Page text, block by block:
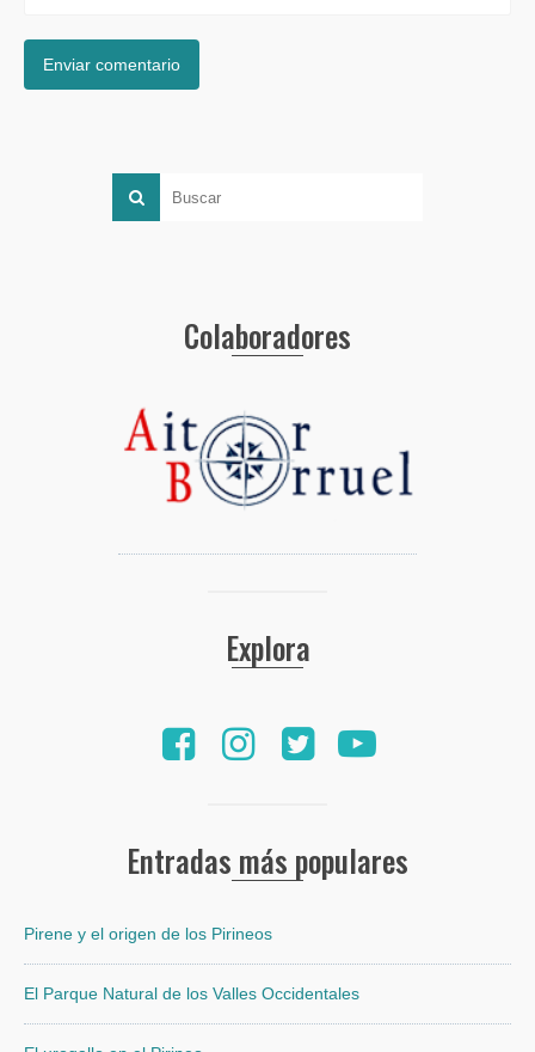
Colaboradores
Explora
Entradas más populares
Pirene y el origen de los Pirineos
El Parque Natural de los Valles Occidentales